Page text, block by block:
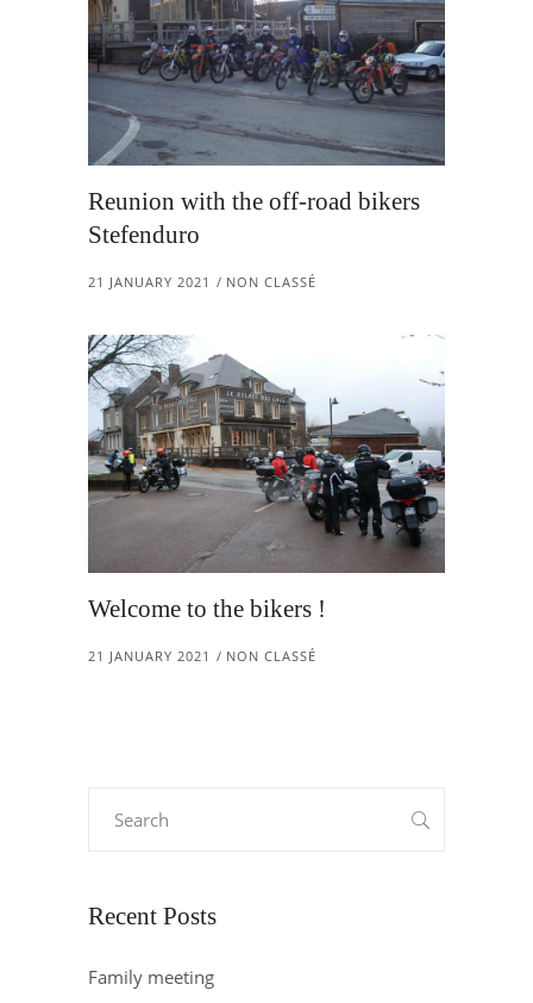
Reunion with the off-road bikers
Stefenduro
21 JANUARY 2021 NON CLASSÉ
Welcome to the bikers !
21 JANUARY 2021 NON CLASSÉ
Recent Posts
Family meeting